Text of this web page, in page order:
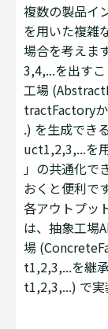
複数の製品イ
を用いた複雑
場合を考えま
3,4,...を出す
工場
tractFactory
.) を生成でき
uct1,2,3,...を
」の共通化で
おくと便利です
各アウトプッ
は、抽象工場
場
t1,2,3,...を継
t1,2,3,...) で実